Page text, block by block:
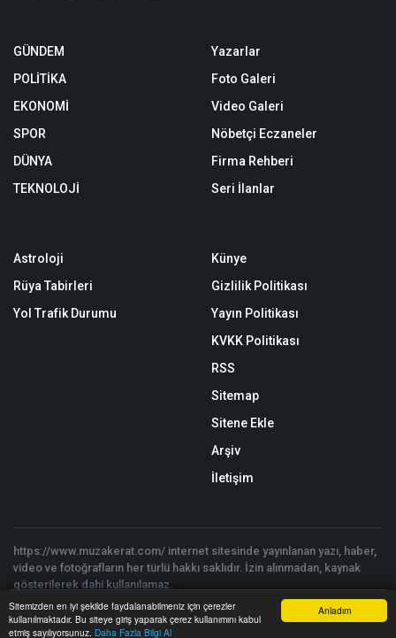
Anladım
Sitemizden en iyi şekilde faydalanabilmeniz için çerezler
kullanılmaktadır. Bu siteye giriş yaparak çerez kullanımını kabul
etmiş sayılıyorsunuz. Daha Fazla Bilgi Al
GÜNDEM
POLİTİKA
EKONOMİ
SPOR
DÜNYA
TEKNOLOJİ
Yazarlar
Foto Galeri
Video Galeri
Nöbetçi Eczaneler
Firma Rehberi
Seri İlanlar
Astroloji
Rüya Tabirleri
Yol Trafik Durumu
Künye
Gizlilik Politikası
Yayın Politikası
KVKK Politikası
RSS
Sitemap
Sitene Ekle
Arşiv
İletişim
https://www.muzakerat.com/ internet sitesinde yayınlanan yazı, haber,
video ve fotoğrafların her türlü hakkı saklıdır. İzin alınmadan, kaynak
gösterilerek dahi kullanılamaz.
Copyright © 2026 Müzakerat 2017 - 2025 - Tüm hakları saklıdır. |
Yazılım:Onemsoft
Anasayfa Yazarlar Haber Ara İhbar Hattı Menu